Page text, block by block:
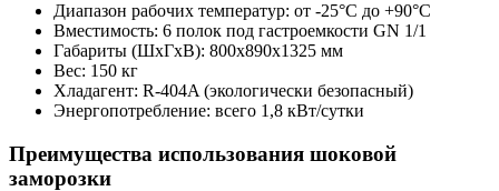
Диапазон рабочих температур: от -25°C до +90°C
Вместимость: 6 полок под гастроемкости GN 1/1
Габариты (ШxГxВ): 800x890x1325 мм
Вес: 150 кг
Хладагент: R-404A (экологически безопасный)
Энергопотребление: всего 1,8 кВт/сутки
Преимущества использования шоковой
заморозки